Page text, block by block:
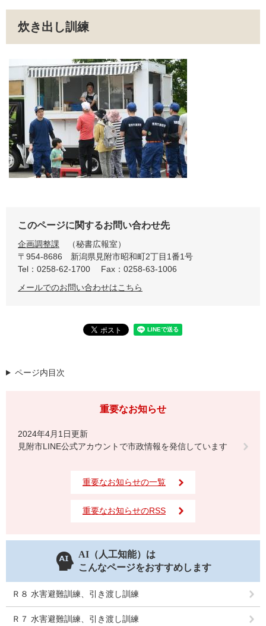
炊き出し訓練
このページに関するお問い合わせ先
企画調整課
秘書広報室
〒954-8686
新潟県見附市昭和町2丁目1番1号
Tel：0258-62-1700
Fax：0258-63-1006
メールでのお問い合わせはこちら
ページ内目次
重要なお知らせ
2024年4月1日更新
見附市LINE公式アカウントで市政情報を発信しています
重要なお知らせの一覧
重要なお知らせのRSS
AI（人工知能）は
こんなページをおすすめします
Ｒ８ 水害避難訓練、引き渡し訓練
Ｒ７ 水害避難訓練、引き渡し訓練